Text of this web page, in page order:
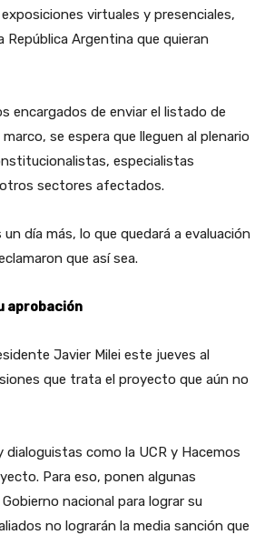
virtuales y presenciales,
Argentina que quieran
encargados de enviar el listado de
se espera que lleguen al plenario
especialistas
sectores afectados.
día más, lo que quedará a evaluación
que así sea.
aprobación
Javier Milei este jueves al
que trata el proyecto que aún no
dialoguistas como la UCR y Hacemos
Para eso, ponen algunas
nacional para lograr su
no lograrán la media sanción que